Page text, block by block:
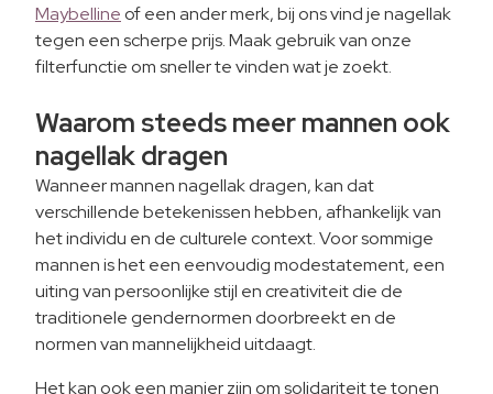
Maybelline of een ander merk, bij ons vind je nagellak
tegen een scherpe prijs. Maak gebruik van onze
filterfunctie om sneller te vinden wat je zoekt.
Waarom steeds meer mannen ook
nagellak dragen
Wanneer mannen nagellak dragen, kan dat
verschillende betekenissen hebben, afhankelijk van
het individu en de culturele context. Voor sommige
mannen is het een eenvoudig modestatement, een
uiting van persoonlijke stijl en creativiteit die de
traditionele gendernormen doorbreekt en de
normen van mannelijkheid uitdaagt.
Het kan ook een manier zijn om solidariteit te tonen